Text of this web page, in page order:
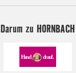
Darum zu HORNBACH